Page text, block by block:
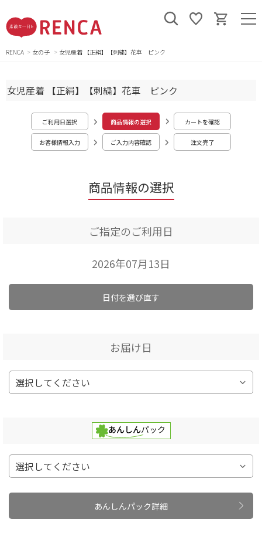
RENCA 女の子 女児産着 【正絹】【刺繍】花車 ピンク
商品情報の選択
女児産着 【正絹】【刺繍】花車 ピンク
ご利用日選択 商品情報の選択 カートを確認
お客様情報入力 ご入力内容確認 注文完了
ご指定のご利用日
2026年07月13日
日付を選び直す
お届け日
あんしんパック詳細